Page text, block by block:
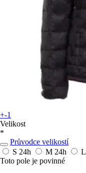
+-1
Velikost
*
Průvodce velikostí
S 24h M 24h L
Toto pole je povinné